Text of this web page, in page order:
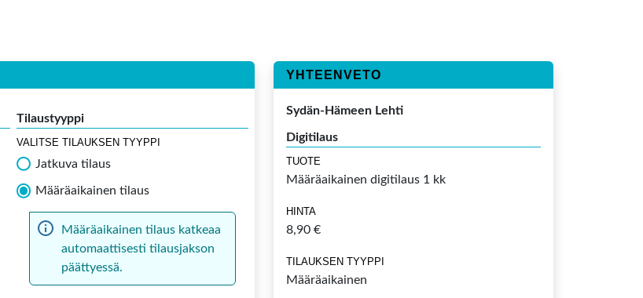
Tilaustyyppi
VALITSE TILAUKSEN TYYPPI
Jatkuva tilaus
Määräaikainen tilaus
Määräaikainen tilaus katkeaa
automaattisesti tilausjakson
päättyessä.
YHTEENVETO
Sydän-Hämeen Lehti
Digitilaus
TUOTE
Määräaikainen digitilaus 1 kk
HINTA
8,90 €
TILAUKSEN TYYPPI
Määräaikainen